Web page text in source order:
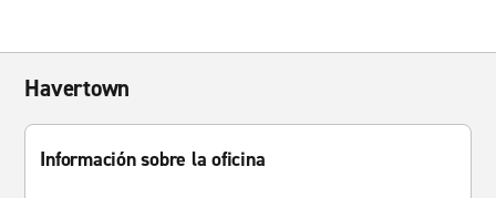
Havertown
Información sobre la oficina